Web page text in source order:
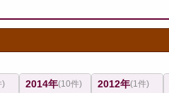
) 2014年(10件) 2012年(1件)